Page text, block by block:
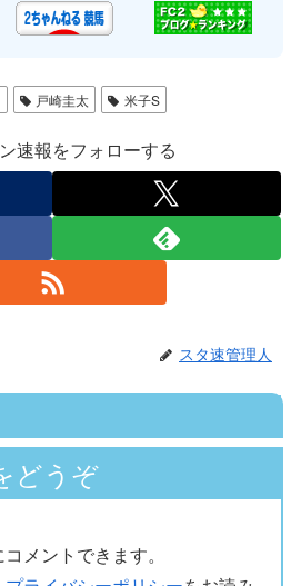
戸崎圭太 米子S
速報をフォローする
スタ速管理人
どうぞ
メントできます。